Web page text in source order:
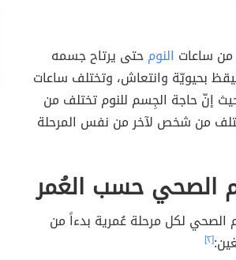
من ساعات النومحتى يرتاح جسمه
بحيويّة وانتعاش، وتختلف ساعات
إنّ حاجة الجِسم للنوم تختلف من
من شخص لآخر من نفس المرحلة
الصحي حسب العُمر
الصحي لكل مرحلة عُمرية بدءاً من
[٢]